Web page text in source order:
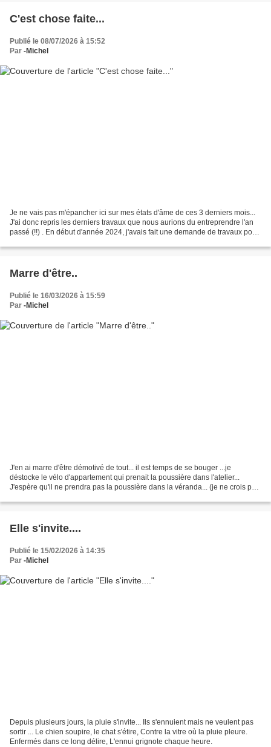
C'est chose faite...
Publié le 08/07/2026 à 15:52
Par -Michel
Je ne vais pas m'épancher ici sur mes états d'âme de ces 3 derniers mois...
J'ai donc repris les derniers travaux que nous aurions du entreprendre l'an
passé (!!) . En début d'année 2024, j'avais fait une demande de travaux pour
Marre d'être..
Publié le 16/03/2026 à 15:59
Par -Michel
J'en ai marre d'être démotivé de tout... il est temps de se bouger ...je
déstocke le vélo d'appartement qui prenait la poussière dans l'atelier...
J'espère qu'il ne prendra pas la poussière dans la véranda... (je ne crois pas,
Elle s'invite....
Publié le 15/02/2026 à 14:35
Par -Michel
Depuis plusieurs jours, la pluie s'invite... Ils s'ennuient mais ne veulent pas
sortir ... Le chien soupire, le chat s'étire, Contre la vitre où la pluie pleure.
Enfermés dans ce long délire, L'ennui grignote chaque heure.